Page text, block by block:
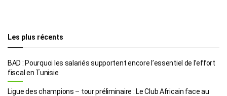
Les plus récents
BAD : Pourquoi les salariés supportent encore l’essentiel de l’effort
fiscal en Tunisie
Ligue des champions – tour préliminaire : Le Club Africain face au